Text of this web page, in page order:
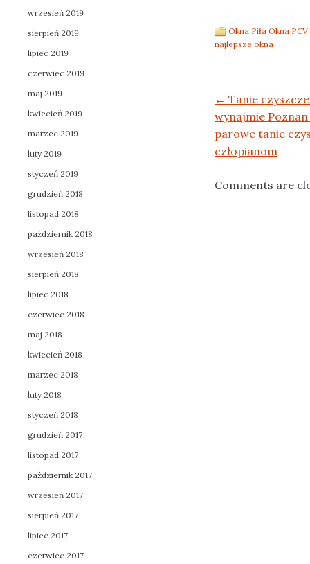
Okna Piła Okna
najlepsze okna
Post navigation
← Tanie
wynajmie
parowe tanie
człopianom
Comments are
wrzesień 2019
sierpień 2019
lipiec 2019
czerwiec 2019
maj 2019
kwiecień 2019
marzec 2019
luty 2019
styczeń 2019
grudzień 2018
listopad 2018
październik 2018
wrzesień 2018
sierpień 2018
lipiec 2018
czerwiec 2018
maj 2018
kwiecień 2018
marzec 2018
luty 2018
styczeń 2018
grudzień 2017
listopad 2017
październik 2017
wrzesień 2017
sierpień 2017
lipiec 2017
czerwiec 2017